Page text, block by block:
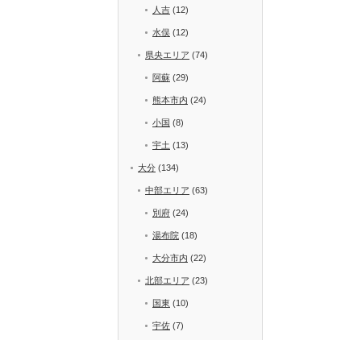
人吉 (12)
水俣 (12)
県央エリア (74)
阿蘇 (29)
熊本市内 (24)
小国 (8)
宇土 (13)
大分 (134)
中部エリア (63)
別府 (24)
湯布院 (18)
大分市内 (22)
北部エリア (23)
国東 (10)
宇佐 (7)